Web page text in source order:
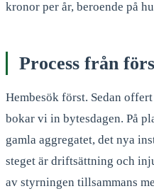
kronor per år, beroende på
Process från
Hembesök först. Sedan
bokar vi in bytesdagen. På
gamla aggregatet, det nya
steget är driftsättning och
av styrningen tillsammans